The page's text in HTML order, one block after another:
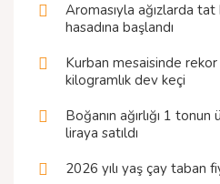
Aromasıyla ağızlarda
hasadına başlandı
Kurban mesaisinde rekor
kilogramlık dev keçi
Boğanın ağırlığı 1 tonun
liraya satıldı
2026 yılı yaş çay taban